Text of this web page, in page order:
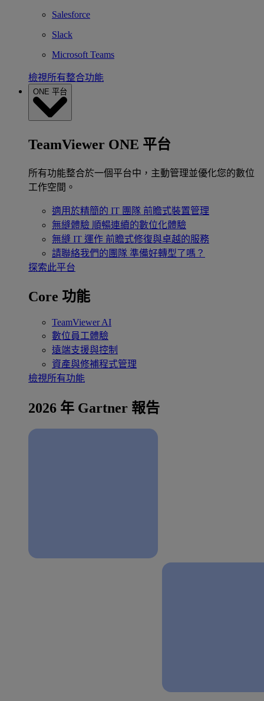
Salesforce
Slack
Microsoft Teams
檢視所有整合功能
ONE 平台
TeamViewer ONE 平台
所有功能整合於一個平台中，主動管理並優化您的數位
工作空間。
適用於精簡的 IT 團隊 前瞻式裝置管理
無縫體驗 順暢連續的數位化體驗
無縫 IT 運作 前瞻式修復與卓越的服務
請聯絡我們的團隊 準備好轉型了嗎？
探索此平台
Core 功能
TeamViewer AI
數位員工體驗
遠端支援與控制
資產與修補程式管理
檢視所有功能
2026 年 Gartner 報告